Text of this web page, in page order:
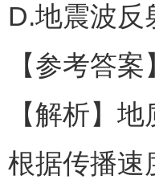
D.地震波反
【参考答案
【解析】
根据传播速